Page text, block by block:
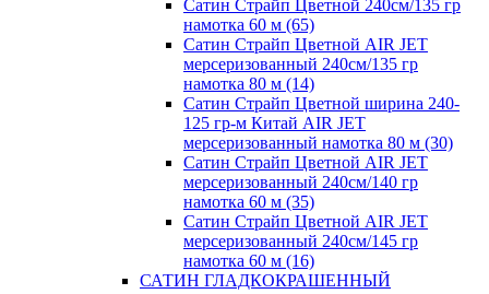
Сатин Страйп Цветной 240см/135 гр
намотка 60 м (65)
Сатин Страйп Цветной AIR JET
мерсеризованный 240см/135 гр
намотка 80 м (14)
Сатин Страйп Цветной ширина 240-
125 гр-м Китай AIR JET
мерсеризованный намотка 80 м (30)
Сатин Страйп Цветной AIR JET
мерсеризованный 240см/140 гр
намотка 60 м (35)
Сатин Страйп Цветной AIR JET
мерсеризованный 240см/145 гр
намотка 60 м (16)
САТИН ГЛАДКОКРАШЕННЫЙ